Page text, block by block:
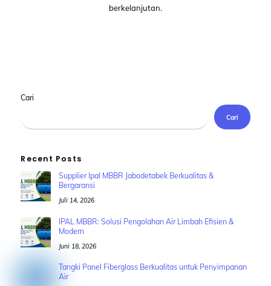
berkelanjutan.
Cari
Cari
Recent Posts
Supplier Ipal MBBR Jabodetabek Berkualitas &
Bergaransi
Juli 14, 2026
IPAL MBBR: Solusi Pengolahan Air Limbah Efisien &
Modern
Juni 18, 2026
Tangki Panel Fiberglass Berkualitas untuk Penyimpanan
Air